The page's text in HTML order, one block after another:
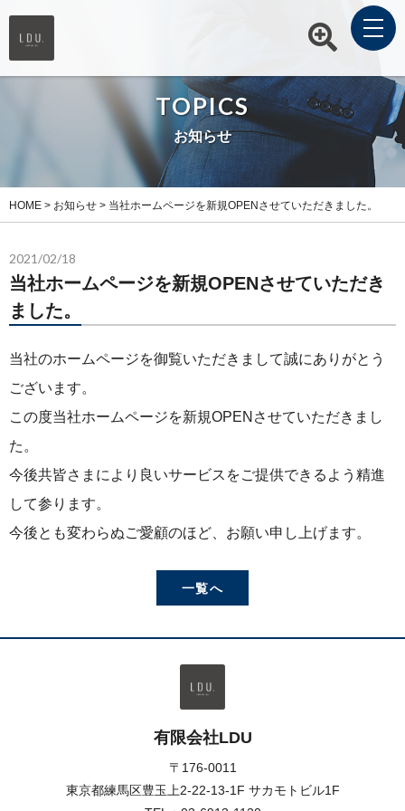
TOPICS
お知らせ
HOME > お知らせ > 当社ホームページを新規OPENさせていただきました。
2021/02/18
当社ホームページを新規OPENさせていただき
ました。
当社のホームページを御覧いただきまして誠にありがとう
ございます。
この度当社ホームページを新規OPENさせていただきまし
た。
今後共皆さまにより良いサービスをご提供できるよう精進
して参ります。
今後とも変わらぬご愛顧のほど、お願い申し上げます。
一覧へ
有限会社LDU
〒176-0011
東京都練馬区豊玉上2-22-13-1F サカモトビル1F